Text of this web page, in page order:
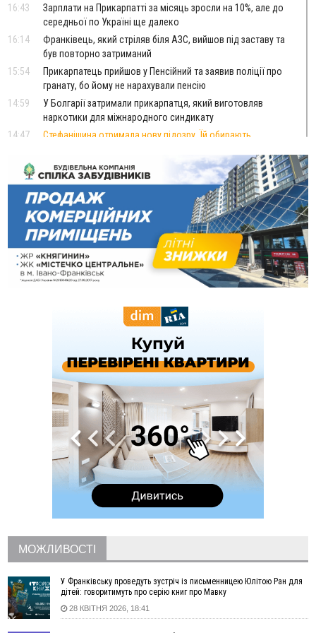
16:43
Зарплати на Прикарпатті за місяць зросли на 10%, але до
середньої по Україні ще далеко
16:14
Франківець, який стріляв біля АЗС, вийшов під заставу та
був повторно затриманий
15:54
Прикарпатець прийшов у Пенсійний та заявив поліції про
гранату, бо йому не нарахували пенсію
14:59
У Болгарії затримали прикарпатця, який виготовляв
наркотики для міжнародного синдикату
14:47
Стефанішина отримала нову підозру. Їй обирають
14:02
«Пілот з Лондона» видурив у жительки Коломийщини
майже 64 тисячі гривень
13:13
У четвер на Прикарпатті очікується сильна спека до 39°
13:00
На Снятинщині спіймали чоловіка, який зливав з цистерни
у полі невідому речовину
12:29
У МОЗ змінили підхід до госпіталізації та оновили правила
роботи стаціонарів
12:07
На межі Прикарпаття і Тернопільщини невідомі засипали
У Франківську та Яремче зафіксували нові температурні
Росія вдарила по Харкову "Бандероллю": є постраждалі,
пошкоджено цивільне підприємство
Верховний суд повернув державі 1,5 га лісу із трьома
ставками в Івано-Франківській громаді
На Каскаді замість веж планують зробити сквер з
дитмайданчиком
На Верховинщині під час пожежі будинку травмувалась
жінка
35 цимбалістів на Говерлі встановили Рекорд
На Прикарпатті за пів року трапилось понад 100 ДТП через
нетверезих водіїв
08:08
рф масовано атакувала Київ та область: 14 загиблих,
десятки постраждалих і пожежі (фото, відео)
04 Серпня
19:49
«Коли я обернувся, ворог уже був у нашій траншеї»:
командир з Надвірної на псевдо «Француз»
МОЖЛИВОСТІ
У Франківську проведуть зустріч із письменницею Юлітою Ран для
дітей: говоритимуть про серію книг про Мавку
28 КВІТНЯ 2026, 18:41